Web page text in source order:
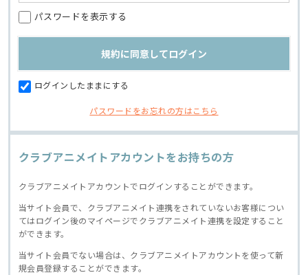
パスワードを表示する
ログインしたままにする
パスワードをお忘れの方はこちら
クラブアニメイトアカウントをお持ちの方
クラブアニメイトアカウントでログインすることができます。
当サイト会員で、クラブアニメイト連携をされていないお客様につい
てはログイン後のマイページでクラブアニメイト連携を設定すること
ができます。
当サイト会員でない場合は、クラブアニメイトアカウントを使って新
規会員登録することができます。